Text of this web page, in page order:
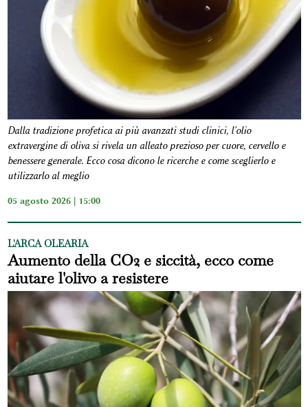
Dalla tradizione profetica ai più avanzati studi clinici, l'olio
extravergine di oliva si rivela un alleato prezioso per cuore, cervello e
benessere generale. Ecco cosa dicono le ricerche e come sceglierlo e
utilizzarlo al meglio
05 agosto 2026 | 15:00
L'ARCA OLEARIA
Aumento della CO2 e siccità, ecco come
aiutare l'olivo a resistere